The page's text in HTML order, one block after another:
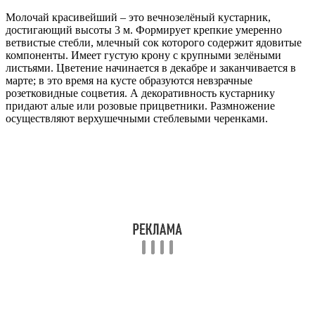
Молочай красивейший – это вечнозелёный кустарник,
достигающий высоты 3 м. Формирует крепкие умеренно
ветвистые стебли, млечный сок которого содержит ядовитые
компоненты. Имеет густую крону с крупными зелёными
листьями. Цветение начинается в декабре и заканчивается в
марте; в это время на кусте образуются невзрачные
розетковидные соцветия. А декоративность кустарнику
придают алые или розовые прицветники. Размножение
осуществляют верхушечными стеблевыми черенками.